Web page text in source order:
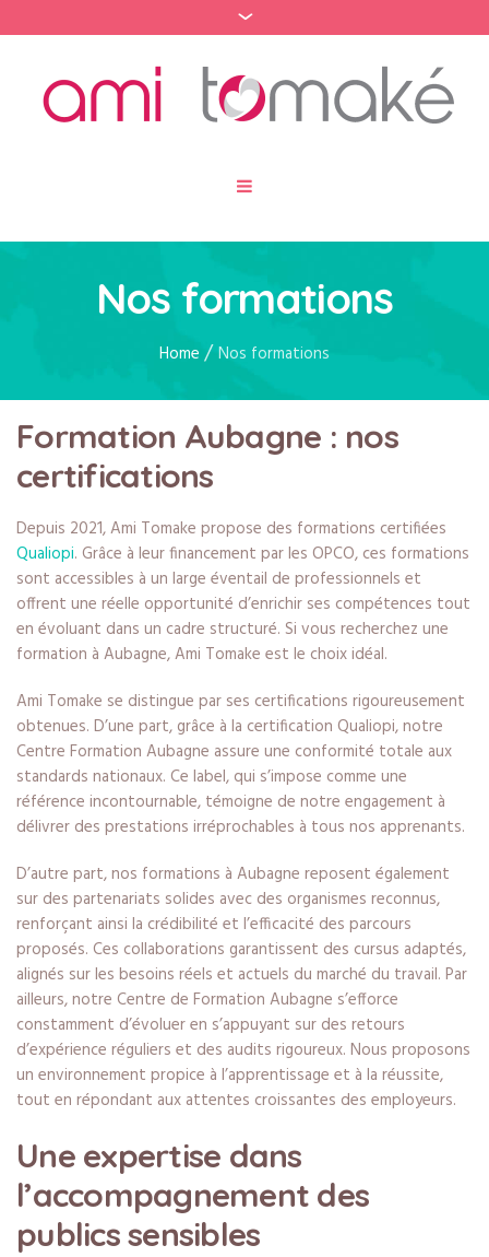
Nos formations
Home /Nos formations
Formation Aubagne : nos
certifications
Depuis 2021, Ami Tomake propose des formations certifiées
Qualiopi. Grâce à leur financement par les OPCO, ces formations
sont accessibles à un large éventail de professionnels et
offrent une réelle opportunité d’enrichir ses compétences tout
en évoluant dans un cadre structuré. Si vous recherchez une
formation à Aubagne, Ami Tomake est le choix idéal.
Ami Tomake se distingue par ses certifications rigoureusement
obtenues. D’une part, grâce à la certification Qualiopi, notre
Centre Formation Aubagne assure une conformité totale aux
standards nationaux. Ce label, qui s’impose comme une
référence incontournable, témoigne de notre engagement à
délivrer des prestations irréprochables à tous nos apprenants.
D’autre part, nos formations à Aubagne reposent également
sur des partenariats solides avec des organismes reconnus,
renforçant ainsi la crédibilité et l’efficacité des parcours
proposés. Ces collaborations garantissent des cursus adaptés,
alignés sur les besoins réels et actuels du marché du travail. Par
ailleurs, notre Centre de Formation Aubagne s’efforce
constamment d’évoluer en s’appuyant sur des retours
d’expérience réguliers et des audits rigoureux. Nous proposons
un environnement propice à l’apprentissage et à la réussite,
tout en répondant aux attentes croissantes des employeurs.
Une expertise dans
l’accompagnement des
publics sensibles